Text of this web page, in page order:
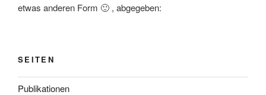
etwas anderen Form 🙂 , abgegeben:
SEITEN
Publikationen